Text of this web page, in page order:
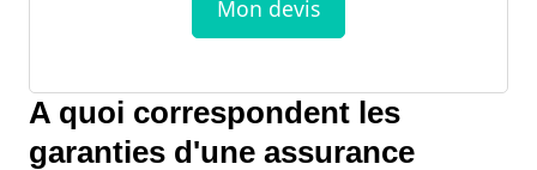
A quoi correspondent les
garanties d'une assurance